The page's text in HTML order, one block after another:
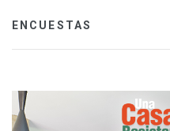
ENCUESTAS